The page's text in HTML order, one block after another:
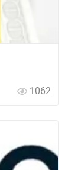
1062